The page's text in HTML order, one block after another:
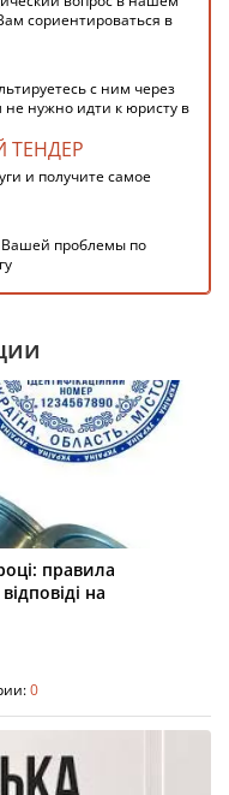
сориентироваться в
с ним через
не нужно идти к юристу в
ТЕНДЕР
и получите самое
проблемы по
правила
на
0